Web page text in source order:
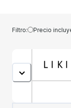
Filtro: Precio